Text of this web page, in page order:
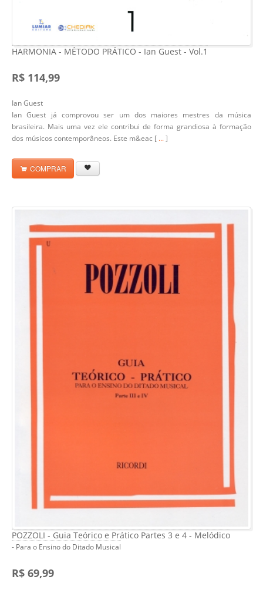
HARMONIA - MÉTODO PRÁTICO - Ian Guest - Vol.1
R$ 114,99
Ian Guest
Ian Guest já comprovou ser um dos maiores mestres da música
brasileira. Mais uma vez ele contribui de forma grandiosa à formação
dos músicos contemporâneos. Este m&eac [ ...]
COMPRAR
POZZOLI - Guia Teórico e Prático Partes 3 e 4 - Melódico
- Para o Ensino do Ditado Musical
R$ 69,99